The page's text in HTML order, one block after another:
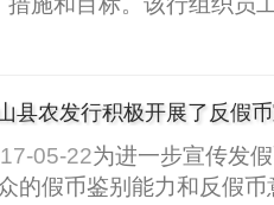
县农发行积极开展了反假
05-22为进一步宣传发
的假币鉴别能力和反假